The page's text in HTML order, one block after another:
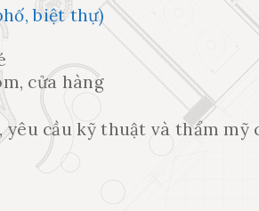
biệt thự)
cửa hàng
cầu kỹ thuật và thẩm